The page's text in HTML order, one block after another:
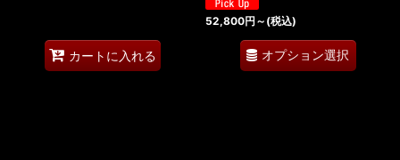
カートに入れる
52,800円 ～ (税込)
オプション選択